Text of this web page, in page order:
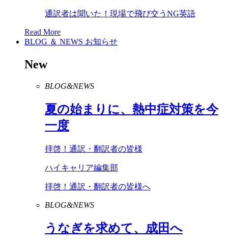
通訳者は聞いた！現場で飛び交うNG英語
Read More
BLOG ＆ NEWS お知らせ
New
BLOG&NEWS
夏の始まりに、熱中症対策を今
一度
拝啓！通訳・翻訳者の皆様
ハイキャリア編集部
拝啓！通訳・翻訳者の皆様へ
BLOG&NEWS
うなぎを求めて、成田へ